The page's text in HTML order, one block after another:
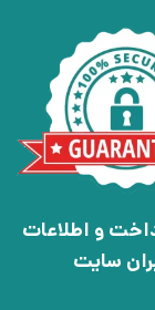
و اطلاعات
سایت